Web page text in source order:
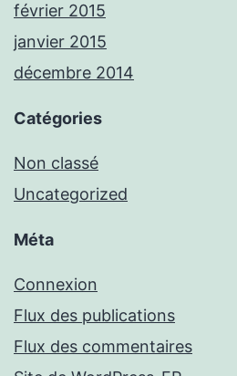
février 2015
janvier 2015
décembre 2014
Catégories
Non classé
Uncategorized
Méta
Connexion
Flux des publications
Flux des commentaires